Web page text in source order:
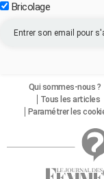
Bricolage
Qui sommes-nous ?
Tous les articles
Paramétrer les